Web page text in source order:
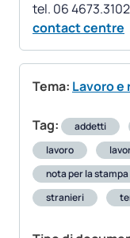
contact centre
Tema: Lavoro
Tag: addetti
lavoro
nota per la stampa
stranieri